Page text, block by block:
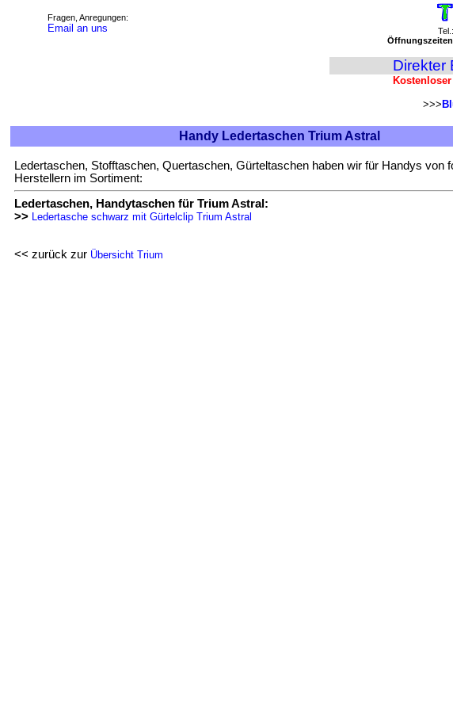
Fragen, Anregungen:
Email an uns Tel.:
Direkter
>>>
Handy Ledertaschen Trium Astral
Ledertaschen, Stofftaschen, Quertaschen, Gürteltaschen haben wir für Handys von
Herstellern im Sortiment:
Ledertaschen, Handytaschen für Trium Astral:
>> Ledertasche schwarz mit Gürtelclip Trium Astral
<< zurück zur Übersicht Trium